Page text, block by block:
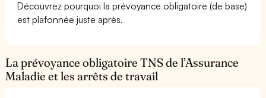
Découvrez pourquoi la prévoyance obligatoire (de base)
est plafonnée juste après.
La prévoyance obligatoire TNS de l’Assurance
Maladie et les arrêts de travail